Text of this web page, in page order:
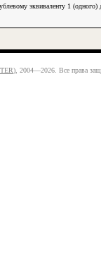
эквиваленту 1
), 2004—2026. Все права